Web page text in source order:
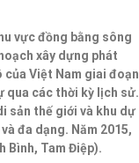
vực đồng bằng sông
xây dựng phát
của Việt Nam giai đoạn
qua các thời kỳ lịch sử.
sản thế giới và khu dự
đa dạng. Năm 2015,
Bình, Tam Điệp).